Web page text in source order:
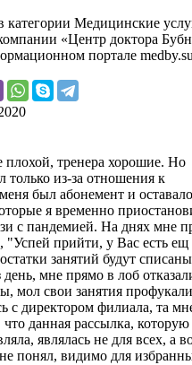
Медицинские
«Центр доктора
портале
плохой, тренера хорошие. Но
только из-за отношения к
был абонемент и
я временно
с пандемией. На днях мне
"Успей прийти, у Вас есть ещ
занятий будут
день, мне прямо в лоб
мол свои занятия
с директором филиала, та
данная рассылка, которую
являлась не для всех, а
понял, видимо для